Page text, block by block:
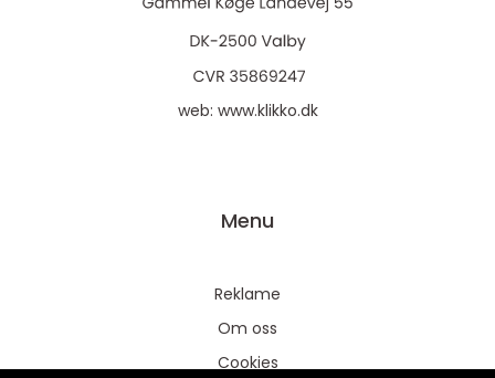
web: www.klikko.dk
Menu
Reklame
Om oss
Cookies